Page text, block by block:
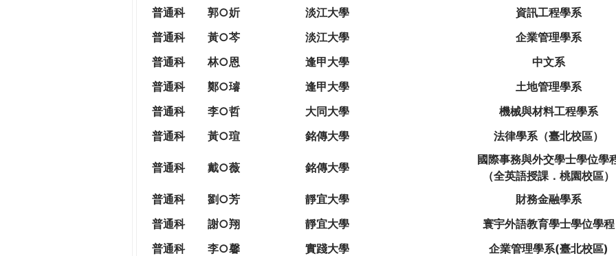
普通科
郭○妡 淡江大學
資訊工程學系
普通科
黃○芩 淡江大學
企業管理學系
普通科
林○恩 逢甲大學
中文系
普通科
鄭○璿 逢甲大學
土地管理學系
普通科
李○哲 大同大學
機械與材料工程學系
普通科
黃○瑄 銘傳大學 法律學系（臺北校區）
普通科 戴○薇 銘傳大學
國際事務與外交學士學位學
（全英語授課．桃園校區）
普通科
劉○芳 靜宜大學
財務金融學系
普通科
謝○翔 靜宜大學
寰宇外語教育學士學位學程
普通科
李○馨 實踐大學
企業管理學系(臺北校區)